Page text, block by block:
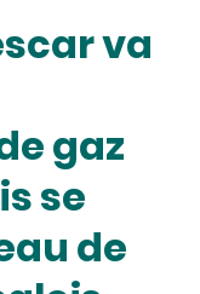
va
gaz
se
de